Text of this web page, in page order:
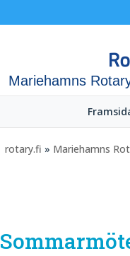
Mariehamns
rotary.fi » Mariehamns